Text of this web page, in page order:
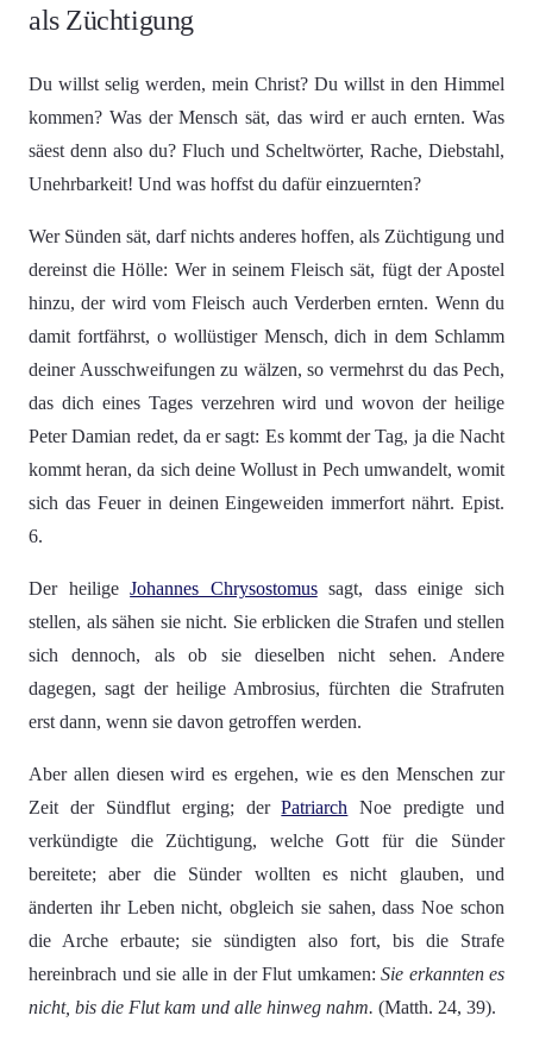
als Züchtigung
Du willst selig werden, mein Christ? Du willst in den Himmel
kommen? Was der Mensch sät, das wird er auch ernten. Was
säest denn also du? Fluch und Scheltwörter, Rache, Diebstahl,
Unehrbarkeit! Und was hoffst du dafür einzuernten?
Wer Sünden sät, darf nichts anderes hoffen, als Züchtigung und
dereinst die Hölle: Wer in seinem Fleisch sät, fügt der Apostel
hinzu, der wird vom Fleisch auch Verderben ernten. Wenn du
damit fortfährst, o wollüstiger Mensch, dich in dem Schlamm
deiner Ausschweifungen zu wälzen, so vermehrst du das Pech,
das dich eines Tages verzehren wird und wovon der heilige
Peter Damian redet, da er sagt: Es kommt der Tag, ja die Nacht
kommt heran, da sich deine Wollust in Pech umwandelt, womit
sich das Feuer in deinen Eingeweiden immerfort nährt. Epist.
6.
Der heiligeJohannes Chrysostomussagt, dass einige sich
stellen, als sähen sie nicht. Sie erblicken die Strafen und stellen
sich dennoch, als ob sie dieselben nicht sehen. Andere
dagegen, sagt der heilige Ambrosius, fürchten die Strafruten
erst dann, wenn sie davon getroffen werden.
Aber allen diesen wird es ergehen, wie es den Menschen zur
Zeit der Sündflut erging; derPatriarch Noe predigte und
verkündigte die Züchtigung, welche Gott für die Sünder
bereitete; aber die Sünder wollten es nicht glauben, und
änderten ihr Leben nicht, obgleich sie sahen, dass Noe schon
die Arche erbaute; sie sündigten also fort, bis die Strafe
hereinbrach und sie alle in der Flut umkamen: Sie erkannten es
nicht, bis die Flut kam und alle hinweg nahm. (Matth. 24, 39).